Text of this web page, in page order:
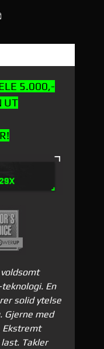
5.000,-
UT
voldsomt
teknologi. En
solid ytelse
Gjerne med
Ekstremt
Takler